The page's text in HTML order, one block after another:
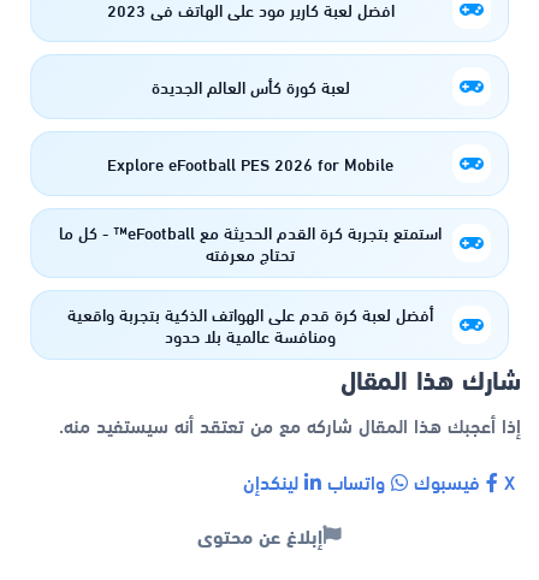
افضل لعبة كارير مود على الهاتف في 2023
لعبة كورة كأس العالم الجديدة
Explore eFootball PES 2026 for Mobile
استمتع بتجربة كرة القدم الحديثة مع eFootball™ - كل ما
تحتاج معرفته
أفضل لعبة كرة قدم على الهواتف الذكية بتجربة واقعية
ومنافسة عالمية بلا حدود
شارك هذا المقال
إذا أعجبك هذا المقال شاركه مع من تعتقد أنه سيستفيد منه.
فيسبوك واتساب لينكدإن
إبلاغ عن محتوى